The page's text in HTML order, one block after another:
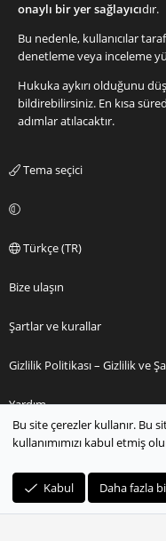
onaylı bir yer sağlayıcıdır.
Bu nedenle, kullanıcılar
denetleme veya inceleme
Hukuka aykırı olduğunu
bildirebilirsiniz. En kısa
adımlar atılacaktır.
Tema seçici
Türkçe (TR)
Bize ulaşın
Şartlar ve kurallar
Gizlilik Politikası – Gizlilik ve
Yardım
Ana sayfa
S
S
Bu site çerezler kullanır. Bu
kullanımımızı kabul etmiş
Kabul Daha fazla